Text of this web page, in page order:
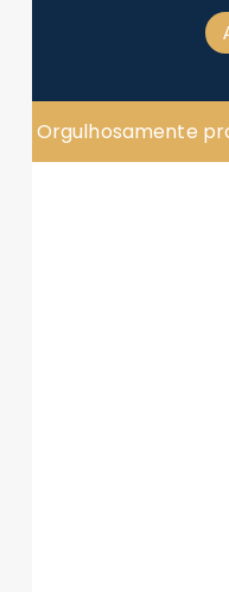
Orgulhosamente